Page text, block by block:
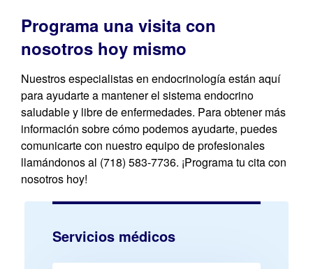
Programa una visita con
nosotros hoy mismo
Nuestros especialistas en endocrinología están aquí
para ayudarte a mantener el sistema endocrino
saludable y libre de enfermedades. Para obtener más
información sobre cómo podemos ayudarte, puedes
comunicarte con nuestro equipo de profesionales
llamándonos al (718) 583-7736. ¡Programa tu cita con
nosotros hoy!
Servicios médicos